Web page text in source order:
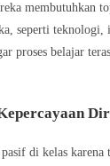
membutuhkan
seperti teknologi,
proses belajar
di kelas karena